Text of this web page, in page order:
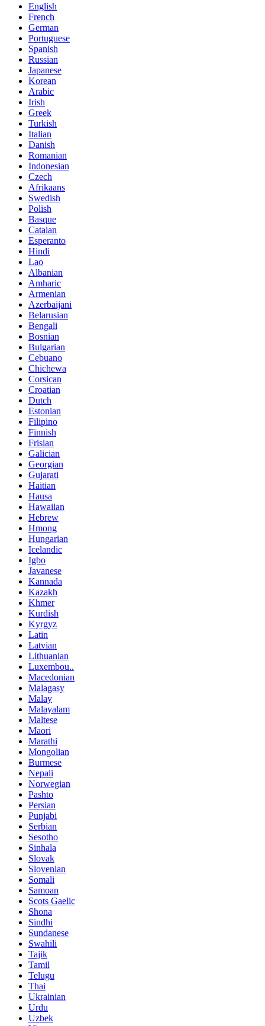
English
French
German
Portuguese
Spanish
Russian
Japanese
Korean
Arabic
Irish
Greek
Turkish
Italian
Danish
Romanian
Indonesian
Czech
Afrikaans
Swedish
Polish
Basque
Catalan
Esperanto
Hindi
Lao
Albanian
Amharic
Armenian
Azerbaijani
Belarusian
Bengali
Bosnian
Bulgarian
Cebuano
Chichewa
Corsican
Croatian
Dutch
Estonian
Filipino
Finnish
Frisian
Galician
Georgian
Gujarati
Haitian
Hausa
Hawaiian
Hebrew
Hmong
Hungarian
Icelandic
Igbo
Javanese
Kannada
Kazakh
Khmer
Kurdish
Kyrgyz
Latin
Latvian
Lithuanian
Luxembou..
Macedonian
Malagasy
Malay
Malayalam
Maltese
Maori
Marathi
Mongolian
Burmese
Nepali
Norwegian
Pashto
Persian
Punjabi
Serbian
Sesotho
Sinhala
Slovak
Slovenian
Somali
Samoan
Scots Gaelic
Shona
Sindhi
Sundanese
Swahili
Tajik
Tamil
Telugu
Thai
Ukrainian
Urdu
Uzbek